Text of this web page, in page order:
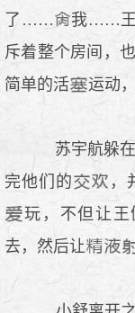
了……
我……
斥着整个房间，
简单的活
运动
苏宇航躲在
完他们的
，
玩，不但让王
去，然后让